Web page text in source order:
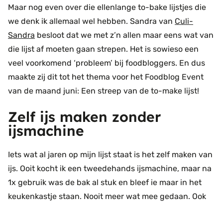
Maar nog even over die ellenlange to-bake lijstjes die
we denk ik allemaal wel hebben. Sandra van Culi-
Sandra besloot dat we met z’n allen maar eens wat van
die lijst af moeten gaan strepen. Het is sowieso een
veel voorkomend ‘probleem’ bij foodbloggers. En dus
maakte zij dit tot het thema voor het Foodblog Event
van de maand juni: Een streep van de to-make lijst!
Zelf ijs maken zonder
ijsmachine
Iets wat al jaren op mijn lijst staat is het zelf maken van
ijs. Ooit kocht ik een tweedehands ijsmachine, maar na
1x gebruik was de bak al stuk en bleef ie maar in het
keukenkastje staan. Nooit meer wat mee gedaan. Ook